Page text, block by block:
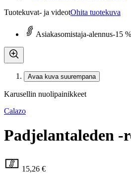
Tuotekuvat- ja videotOhita tuotekuva
Asiakasomistaja-alennus-15 %
Avaa kuva suurempana
Karusellin nuolipainikkeet
Calazo
Padjelantaleden
15,26 €